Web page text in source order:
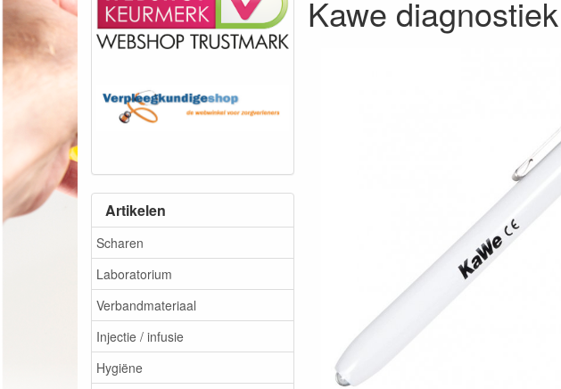
Artikelen
Scharen
Laboratorium
Verbandmateriaal
Injectie / infusie
Hygiëne
Kawe